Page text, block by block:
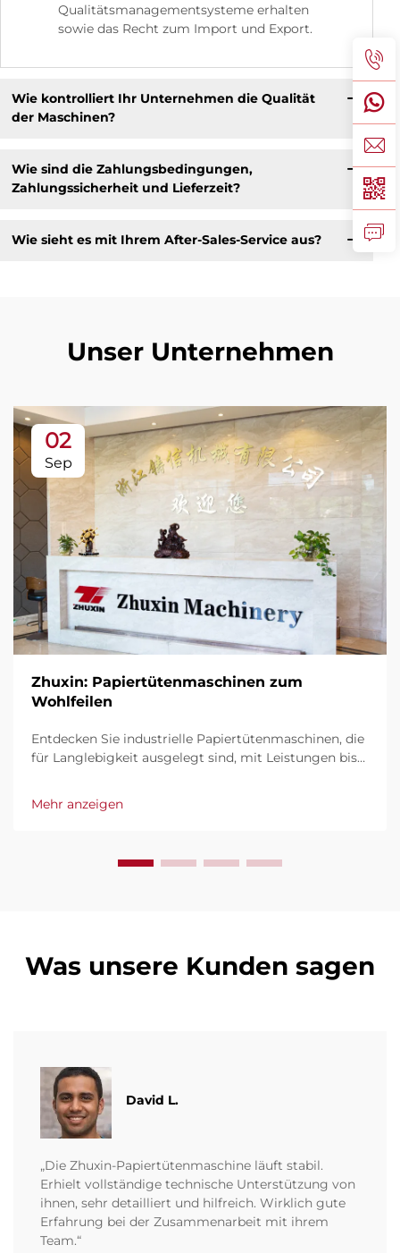
Qualitätsmanagementsysteme erhalten
sowie das Recht zum Import und Export.
Wie kontrolliert Ihr Unternehmen die Qualität
der Maschinen?
Wie sind die Zahlungsbedingungen,
Zahlungssicherheit und Lieferzeit?
Wie sieht es mit Ihrem After-Sales-Service aus?
Unser Unternehmen
02
Sep
Zhuxin: Papiertütenmaschinen zum
Wohlfeilen
Entdecken Sie industrielle Papiertütenmaschinen, die
für Langlebigkeit ausgelegt sind, mit Leistungen bis
einfache Bedienung und minimale Stillzeiten.
Erhalten Sie fachkundige Unterstützung und
Mehr anzeigen
Was unsere Kunden sagen
David L.
„Die Zhuxin-Papiertütenmaschine läuft stabil.
Erhielt vollständige technische Unterstützung von
ihnen, sehr detailliert und hilfreich. Wirklich gute
Erfahrung bei der Zusammenarbeit mit ihrem
Team.“